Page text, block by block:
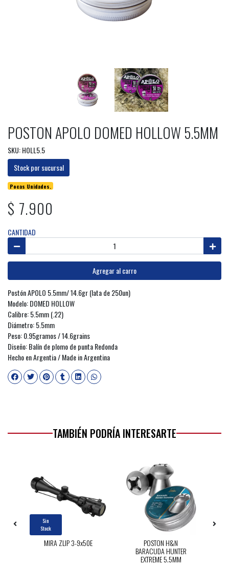
POSTON APOLO DOMED HOLLOW 5.5MM
SKU: HOLL5.5
Stock por sucursal
Pocas Unidades.
$ 7.900
CANTIDAD
Agregar al carro
Postón APOLO 5.5mm/ 14.6gr (lata de 250un)
Modelo: DOMED HOLLOW
Calibre: 5.5mm (.22)
Diámetro: 5.5mm
Peso: 0.95gramos / 14.6grains
Diseño: Balín de plomo de punta Redonda
Hecho en Argentia / Made in Argentina
TAMBIÉN PODRÍA INTERESARTE
Sin
Stock
MIRA ZLIP 3-9x50E POSTON H&N
BARACUDA HUNTER
EXTREME 5.5MM